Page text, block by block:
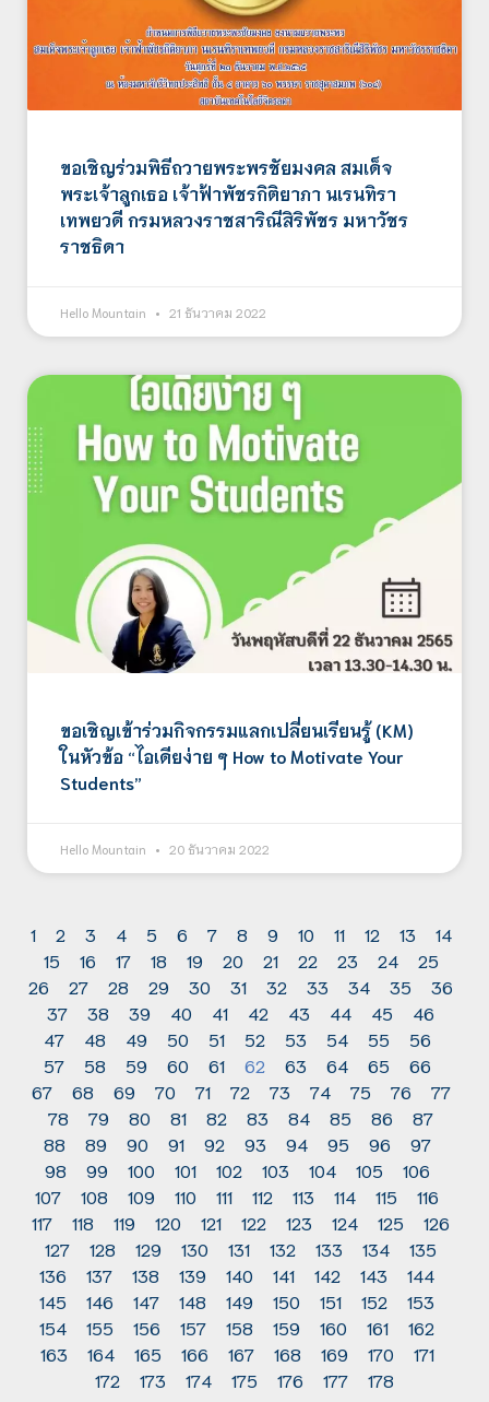
ขอเชิญร่วมพิธีถวายพระพรชัยมงคล สมเด็จ
พระเจ้าลูกเธอ เจ้าฟ้าพัชรกิติยาภา นเรนทิรา
เทพยวดี กรมหลวงราชสาริณีสิริพัชร มหาวัชร
ราชธิดา
Hello Mountain 21 ธันวาคม 2022
ขอเชิญเข้าร่วมกิจกรรมแลกเปลี่ยนเรียนรู้ (KM)
ในหัวข้อ “ไอเดียง่าย ๆ How to Motivate Your
Students”
Hello Mountain 20 ธันวาคม 2022
1 2 3 4 5 6 7 8 9 10 11 12 13
14
15
16 17 18 19 20 21 22 23 24
25
26
27 28 29 30 31 32 33 34 35
36
37
38 39 40 41 42 43 44 45
46
47
48 49 50 51 52 53 54 55
56
57
58 59 60 61 62 63 64 65
66
67
68 69 70 71 72 73 74 75 76
77
78
79 80 81 82 83 84 85 86
87
88
89 90 91 92 93 94 95 96
97
98
99 100 101 102 103 104 105
106
107
108 109 110 111 112 113 114 115
116
117
118 119 120 121 122 123 124 125
126
127
128 129 130 131 132 133 134
135
136
137 138 139 140 141 142 143
144
145
146 147 148 149 150 151 152
153
154
155 156 157 158 159 160 161
162
163
164 165 166 167 168 169 170
171
172
173 174 175 176 177 178